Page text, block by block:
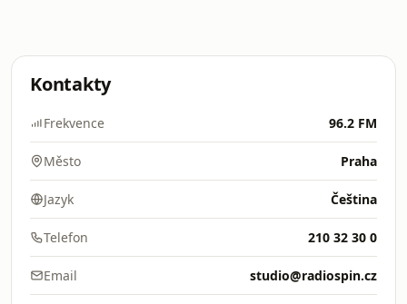
Kontakty
Frekvence 96.2 FM
Město Praha
Jazyk Čeština
Telefon 210 32 30 0
Email studio@radiospin.cz